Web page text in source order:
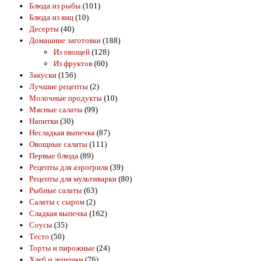
Блюда из рыбы (101)
Блюда из яиц (10)
Десерты (40)
Домашние заготовки (188)
Из овощей (128)
Из фруктов (60)
Закуски (156)
Лучшие рецепты (2)
Молочные продукты (10)
Мясные салаты (99)
Напитки (30)
Несладкая выпечка (87)
Овощные салаты (111)
Первые блюда (89)
Рецепты для аэрогриля (39)
Рецепты для мультиварки (80)
Рыбные салаты (63)
Салаты с сыром (2)
Сладкая выпечка (162)
Соусы (35)
Тесто (50)
Торты и пирожные (24)